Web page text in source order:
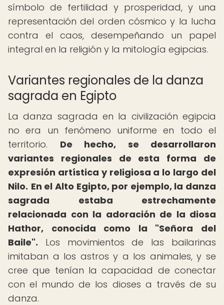
símbolo de fertilidad y prosperidad, y una
representación del orden cósmico y la lucha
contra el caos, desempeñando un papel
integral en la religión y la mitología egipcias.
Variantes regionales de la danza
sagrada en Egipto
La danza sagrada en la civilización egipcia
no era un fenómeno uniforme en todo el
territorio. De hecho, se desarrollaron
variantes regionales de esta forma de
expresión artística y religiosa a lo largo del
Nilo. En el Alto Egipto, por ejemplo, la danza
sagrada estaba estrechamente
relacionada con la adoración de la diosa
Hathor, conocida como la "Señora del
Baile". Los movimientos de las bailarinas
imitaban a los astros y a los animales, y se
cree que tenían la capacidad de conectar
con el mundo de los dioses a través de su
danza.